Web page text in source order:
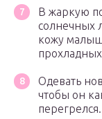
В жаркую
солнечных
кожу
Одевать
чтобы он
перегрелся.